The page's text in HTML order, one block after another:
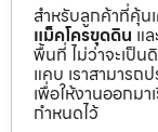
สำหรับลูกค้าที่คุ้น
แม็คโครขุดดิน แล
พื้นที่ ไม่ว่าจะเป็
แคบ เราสามารถ
เพื่อให้งานออกม
กำหนดไว้